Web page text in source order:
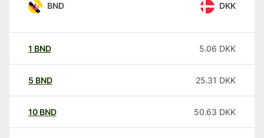
BND DKK
1 BND 5.06 DKK
5 BND 25.31 DKK
10 BND 50.63 DKK